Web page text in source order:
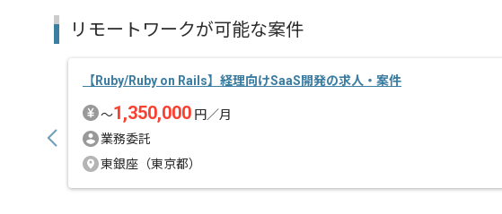
クラウド型自動会計システムを中心とした自社サービスを提供し、
コミュニケーションを取りながら業務を進めて頂きます。
サービスのクオリティを意識し、
より良いものを全員で生み出そうという考えの方が多いため、
メンバーと考えながら提案もできる能動的な方を求めています。
リモートワークが可能な案件
【Ruby/Ruby on Rails】経理向けSaaS開発の求人・案件
〜1,350,000 円／月
業務委託
東銀座（東京都）